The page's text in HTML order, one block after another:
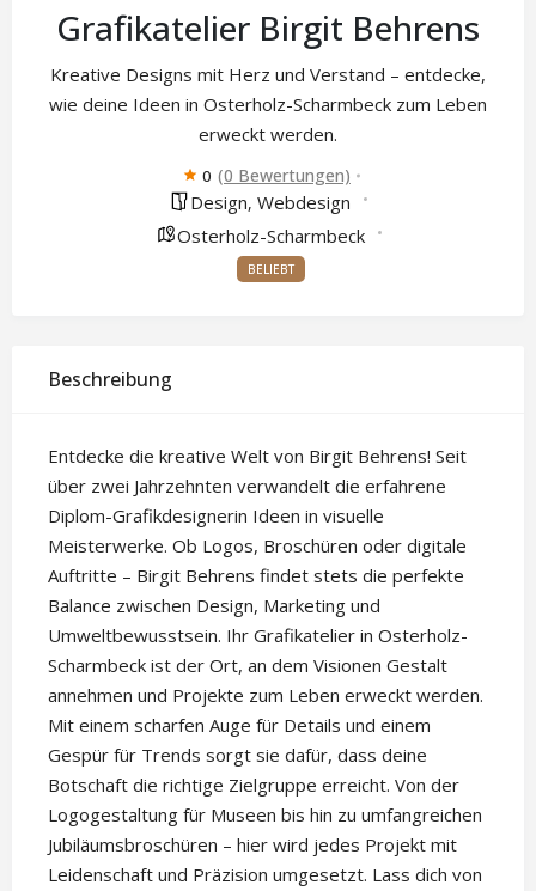
Grafikatelier Birgit Behrens
Kreative Designs mit Herz und Verstand – entdecke,
wie deine Ideen in Osterholz-Scharmbeck zum Leben
erweckt werden.
0 (0 Bewertungen)
Design, Webdesign
Osterholz-Scharmbeck
BELIEBT
Beschreibung
Entdecke die kreative Welt von Birgit Behrens! Seit
über zwei Jahrzehnten verwandelt die erfahrene
Diplom-Grafikdesignerin Ideen in visuelle
Meisterwerke. Ob Logos, Broschüren oder digitale
Auftritte – Birgit Behrens findet stets die perfekte
Balance zwischen Design, Marketing und
Umweltbewusstsein. Ihr Grafikatelier in Osterholz-
Scharmbeck ist der Ort, an dem Visionen Gestalt
annehmen und Projekte zum Leben erweckt werden.
Mit einem scharfen Auge für Details und einem
Gespür für Trends sorgt sie dafür, dass deine
Botschaft die richtige Zielgruppe erreicht. Von der
Logogestaltung für Museen bis hin zu umfangreichen
Jubiläumsbroschüren – hier wird jedes Projekt mit
Leidenschaft und Präzision umgesetzt. Lass dich von